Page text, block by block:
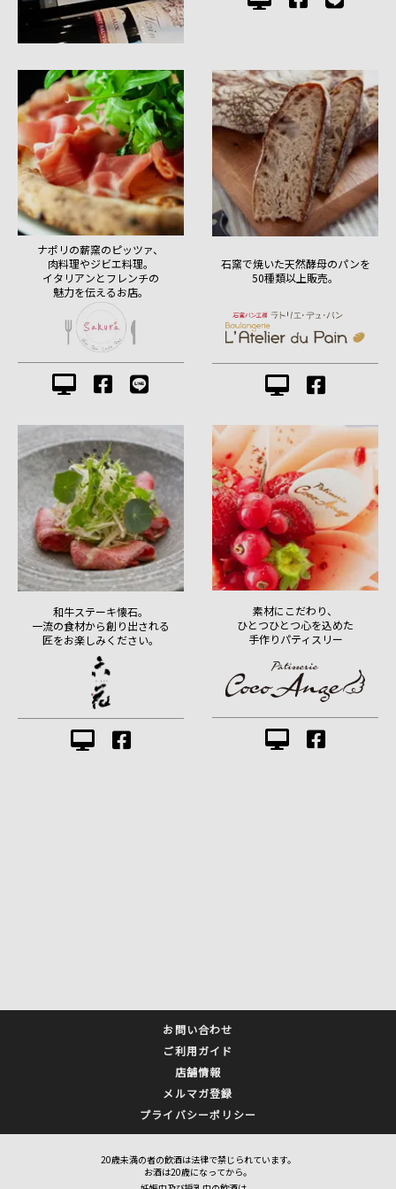
ナポリの薪窯のピッツァ、
肉料理やジビエ料理。
イタリアンとフレンチの
魅力を伝えるお店。
石窯で焼いた天然酵母のパンを
50種類以上販売。
和牛ステーキ懐石。
一流の食材から創り出される
匠をお楽しみください。
素材にこだわり、
ひとつひとつ心を込めた
手作りパティスリー
お問い合わせ
ご利用ガイド
店舗情報
メルマガ登録
プライバシーポリシー
20歳未満の者の飲酒は法律で禁じられています。
お酒は20歳になってから。